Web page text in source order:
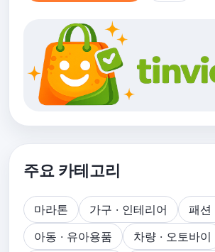
주요 카테고리
마라톤 가구 · 인테리어
패션
아동 · 유아용품
차량 · 오토바이